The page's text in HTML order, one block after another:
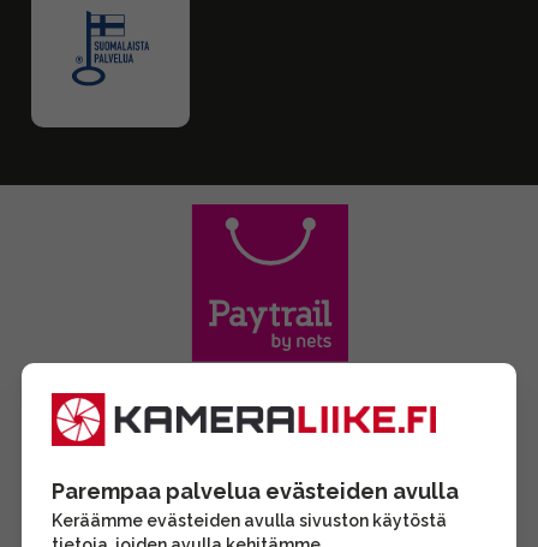
Parempaa palvelua evästeiden avulla
Keräämme evästeiden avulla sivuston käytöstä